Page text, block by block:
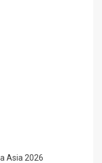
Asia 2026